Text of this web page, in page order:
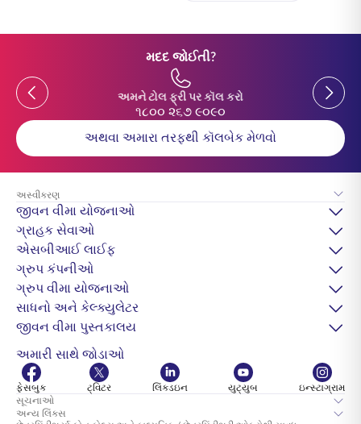
મદદ જોઈતી?
Previous
અમને ટોલ ફ્રી પર કૉલ કરો
૧૮૦૦ ૨૬૭ ૯૦૯૦
Previous
અથવા અમારા તરફથી કૉલબેક મેળવો
અસ્વીકરણ
જીવન વીમા યોજનાઓ
ગ્રાહક સેવાઓ
એસબીઆઈ લાઈફ
ગ્રુપ કંપનીઓ
ગ્રુપ વીમા યોજનાઓ
સાધનો અને કેલ્ક્યુલેટર
જીવન વીમા પુસ્તકાલય
અમારી સાથે જોડાઓ
ફેસબુક ટ્વિટર લિંક્ડઇન યુટ્યુબ
ઇન્સ્ટાગ્રામ
સૂચનાઓ
અન્ય લિંક્સ